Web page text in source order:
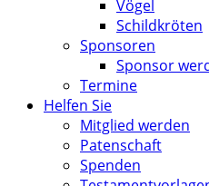
Vögel
Schildkröten
Sponsoren
Sponsor
Termine
Helfen Sie
Mitglied werden
Patenschaft
Spenden